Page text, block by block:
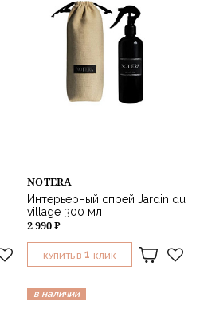
NOTERA
Интерьерный спрей Jardin du
village 300 мл
2 990 ₽
КУПИТЬ В 1 КЛИК
в наличии